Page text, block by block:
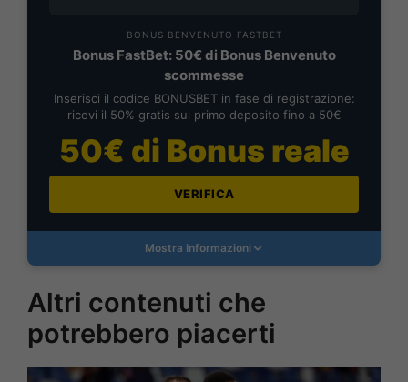
BONUS BENVENUTO FASTBET
Bonus FastBet: 50€ di Bonus Benvenuto
scommesse
Inserisci il codice BONUSBET in fase di registrazione:
ricevi il 50% gratis sul primo deposito fino a 50€
50€ di Bonus reale
VERIFICA
Mostra Informazioni
Altri contenuti che
potrebbero piacerti